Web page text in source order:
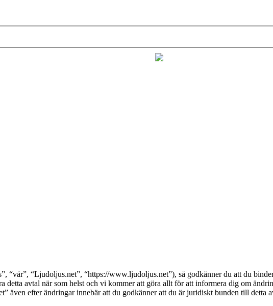
“vår”, “Ljudoljus.net”, “https://www.ljudoljus.net”), så godkänner du att du
detta avtal när som helst och vi kommer att göra allt för att informera dig om
även efter ändringar innebär att du godkänner att du är juridiskt bunden till detta